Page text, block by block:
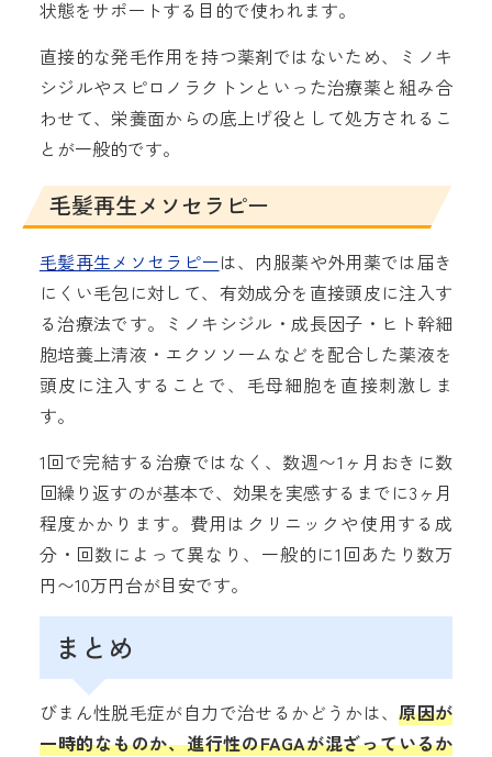
状態をサポートする目的で使われます。
直接的な発毛作用を持つ薬剤ではないため、ミノキ
シジルやスピロノラクトンといった治療薬と組み合
わせて、栄養面からの底上げ役として処方されるこ
とが一般的です。
毛髪再生メソセラピー
毛髪再生メソセラピーは、内服薬や外用薬では届き
にくい毛包に対して、有効成分を直接頭皮に注入す
る治療法です。ミノキシジル・成長因子・ヒト幹細
胞培養上清液・エクソソームなどを配合した薬液を
頭皮に注入することで、毛母細胞を直接刺激しま
す。
1回で完結する治療ではなく、数週〜1ヶ月おきに数
回繰り返すのが基本で、効果を実感するまでに3ヶ月
程度かかります。費用はクリニックや使用する成
分・回数によって異なり、一般的に1回あたり数万
円〜10万円台が目安です。
まとめ
びまん性脱毛症が自力で治せるかどうかは、原因が
一時的なものか、進行性のFAGAが混ざっているか